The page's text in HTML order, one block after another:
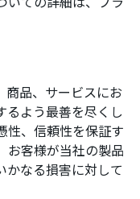
商品、サービスにお
るよう最善を尽くし
性、信頼性を保証す
お客様が当社の製品
かなる損害に対して